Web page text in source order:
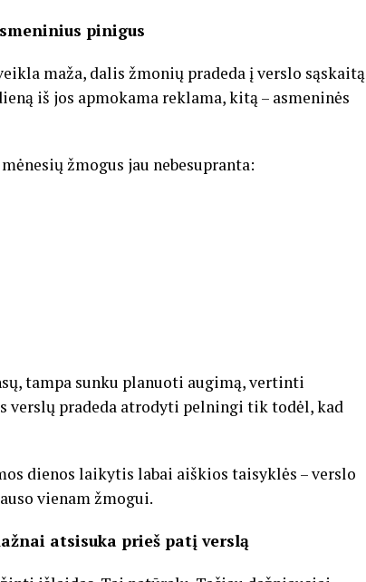
pinigus
maža, dalis žmonių pradeda į verslo sąskaitą
iš jos apmokama reklama, kitą – asmeninės
žmogus jau nebesupranta:
tampa sunku planuoti augimą, vertinti
pradeda atrodyti pelningi tik todėl, kad
dienos laikytis labai aiškios taisyklės – verslo
vienam žmogui.
atsisuka prieš patį verslą